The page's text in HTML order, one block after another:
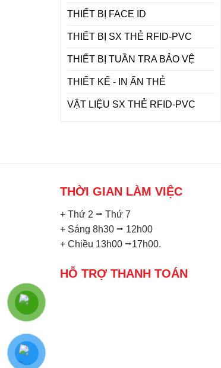
THIẾT BỊ FACE ID
THIẾT BỊ SX THẺ RFID-PVC
THIẾT BỊ TUẦN TRA BẢO VỆ
THIẾT KẾ - IN ẤN THẺ
VẬT LIỆU SX THẺ RFID-PVC
THỜI GIAN LÀM VIỆC
+ Thứ 2 ⭢ Thứ 7
+ Sáng 8h30 ⭢ 12h00
+ Chiều 13h00 ⭢17h00.
HỖ TRỢ THANH TOÁN